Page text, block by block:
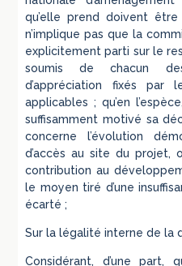
qu’elle prend doivent
n’implique pas que la
explicitement parti sur le
soumis de chacun
d’appréciation fixés par
applicables ; qu’en
suffisamment motivé sa
concerne l’évolution
d’accès au site du
contribution au
le moyen tiré d’une
écarté ;
Sur la légalité interne de la
Considérant, d’une part,